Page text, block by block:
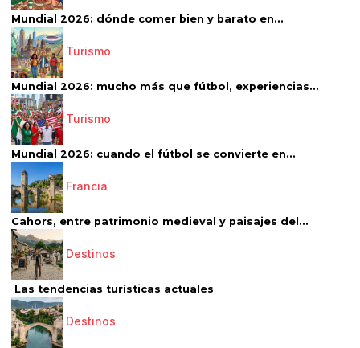
Mundial 2026: dónde comer bien y barato en...
Turismo
Mundial 2026: mucho más que fútbol, experiencias...
Turismo
Mundial 2026: cuando el fútbol se convierte en...
Francia
Cahors, entre patrimonio medieval y paisajes del...
Destinos
Las tendencias turísticas actuales
Destinos